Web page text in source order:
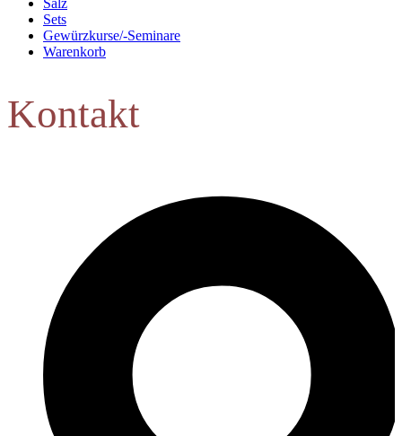
Sets
Gewürzkurse/-Seminare
Warenkorb
Kontakt